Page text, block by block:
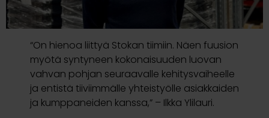
“On hienoa liittyä Stokan tiimiin. Näen fuusion
myötä syntyneen kokonaisuuden luovan
vahvan pohjan seuraavalle kehitysvaiheelle
ja entistä tiiviimmälle yhteistyölle asiakkaiden
ja kumppaneiden kanssa,” – Ilkka Ylilauri.